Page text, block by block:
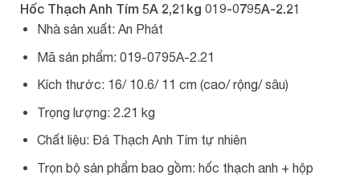
Hốc Thạch Anh Tím 5A 2,21kg 019-0795A-2.21
Nhà sản xuất: An Phát
Mã sản phẩm: 019-0795A-2.21
Kích thước: 16/ 10.6/ 11 cm (cao/ rộng/ sâu)
Trọng lượng: 2.21 kg
Chất liệu: Đá Thạch Anh Tím tự nhiên
Trọn bộ sản phẩm bao gồm: hốc thạch anh + hộp